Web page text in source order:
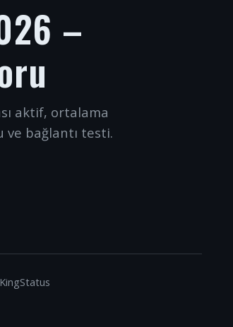
–
aktif, ortalama
ve bağlantı testi.